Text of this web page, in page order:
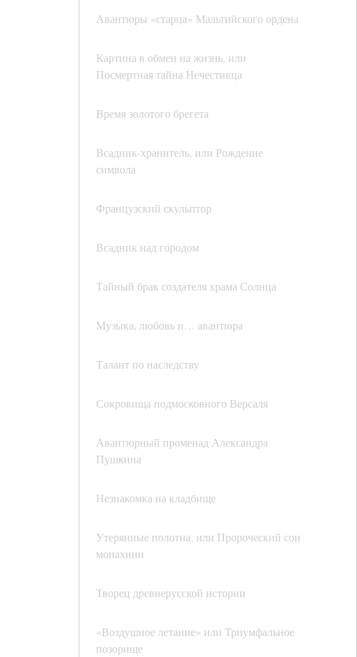
Авантюры «старца» Мальтийского ордена
Картина в обмен на жизнь, или
Посмертная тайна Нечестивца
Время золотого брегета
Всадник-хранитель, или Рождение
символа
Французский скульптор
Всадник над городом
Тайный брак создателя храма Солнца
Музыка, любовь и… авантюра
Талант по наследству
Сокровища подмосковного Версаля
Авантюрный променад Александра
Пушкина
Незнакомка на кладбище
Утерянные полотна, или Пророческий сон
монахини
Творец древнерусской истории
«Воздушное летание» или Триумфальное
позорище